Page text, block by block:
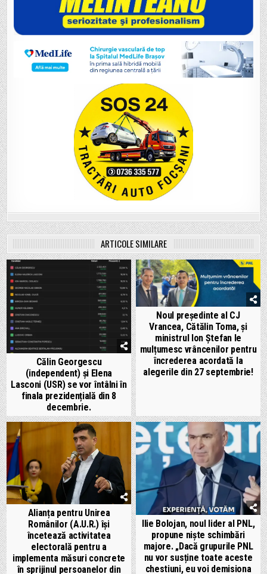
ARTICOLE SIMILARE
Călin Georgescu
(independent) și Elena
Lasconi (USR) se vor întâlni în
finala prezidențială din 8
decembrie.
Noul președinte al CJ
Vrancea, Cătălin Toma, și
ministrul Ion Ștefan le
mulțumesc vrâncenilor pentru
încrederea acordată la
alegerile din 27 septembrie!
Alianța pentru Unirea
Românilor (A.U.R.) își
încetează activitatea
electorală pentru a
implementa măsuri concrete
în sprijinul persoanelor din
Ilie Bolojan, noul lider al PNL,
propune niște schimbări
majore. „Dacă grupurile PNL
nu vor susține toate aceste
chestiuni, eu voi demisiona